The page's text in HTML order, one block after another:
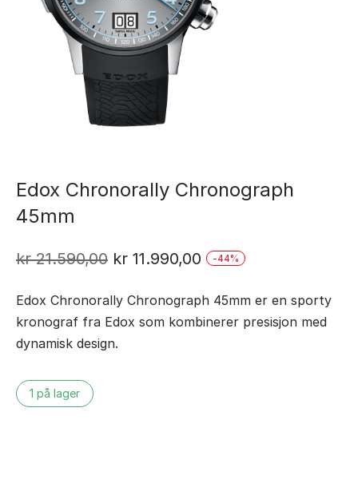
Edox Chronorally Chronograph
45mm
kr21.590,00 Opprinnelig
var:
kr 21.590,00.
kr 11.990,00 Nåværende
er:
-44%
Edox Chronorally Chronograph 45mm er en sporty
kronograf fra Edox som kombinerer presisjon med
dynamisk design.
1 på lager